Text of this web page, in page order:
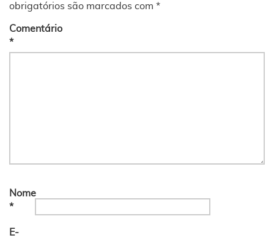
obrigatórios são marcados com *
Comentário
*
Nome
*
E-